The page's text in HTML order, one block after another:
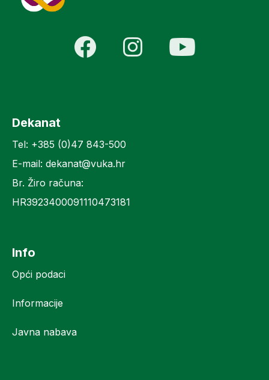
Dekanat
Tel: +385 (0)47 843-500
E-mail: dekanat@vuka.hr
Br. Žiro računa:
HR3923400091110473181
Info
Opći podaci
Informacije
Javna nabava